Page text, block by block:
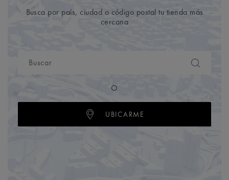
Busca por país, ciudad o código postal tu tienda más
cercana
O
UBICARME